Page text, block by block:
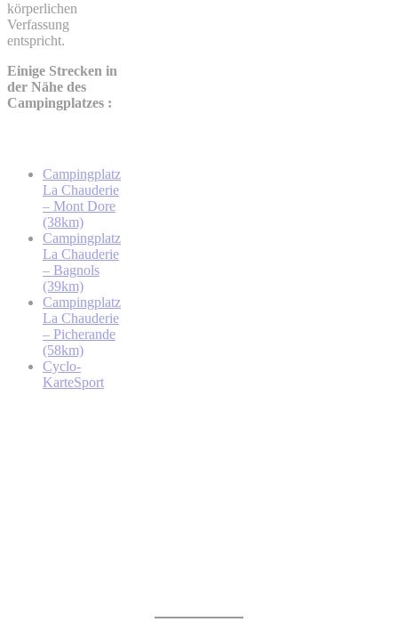
körperlichen
Verfassung
entspricht.
Einige Strecken in
der Nähe des
Campingplatzes :
Campingplatz
La Chauderie
– Mont Dore
(38km)
Campingplatz
La Chauderie
– Bagnols
(39km)
Campingplatz
La Chauderie
– Picherande
(58km)
Cyclo-
KarteSport